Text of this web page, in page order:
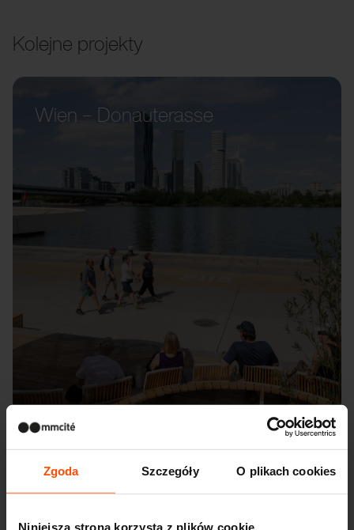
Zgoda Szczegóły O plikach cookies
Niniejsza strona korzysta z plików cookie
Kolejne projekty
Wien – Donauterasse